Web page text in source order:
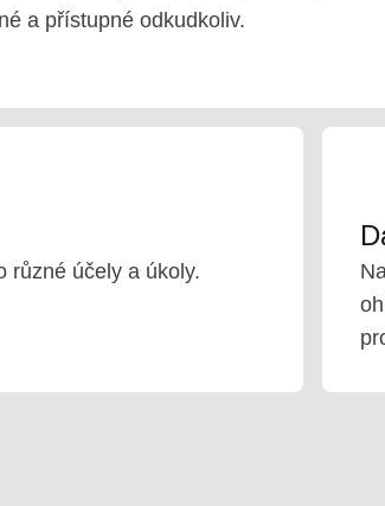
a přístupné odkudkoliv.
různé účely a úkoly.